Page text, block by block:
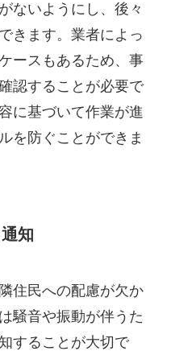
ないようにし、後々
きます。業者によっ
ースもあるため、事
認することが必要で
に基づいて作業が進
を防ぐことができま
知
住民への配慮が欠か
騒音や振動が伴うた
することが大切で